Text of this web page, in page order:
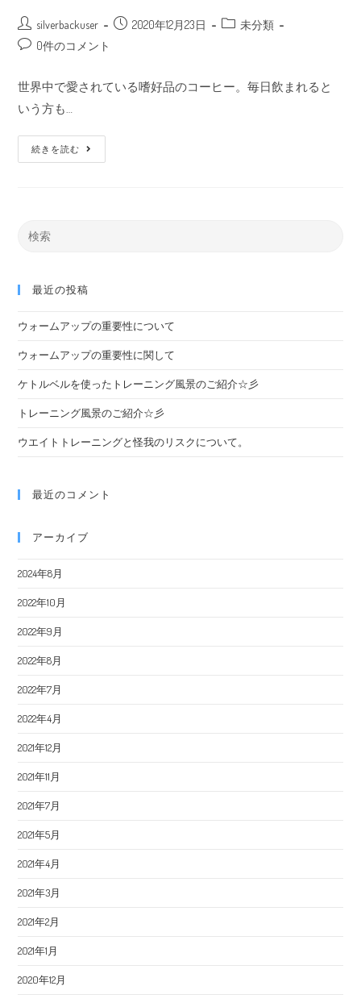
silverbackuser 2020年12月23日
未分類
0件のコメント
世界中で愛されている嗜好品のコーヒー。毎日飲まれると
いう方も…
続きを読む
最近の投稿
ウォームアップの重要性について
ウォームアップの重要性に関して
ケトルベルを使ったトレーニング風景のご紹介☆彡
トレーニング風景のご紹介☆彡
ウエイトトレーニングと怪我のリスクについて。
最近のコメント
アーカイブ
2024年8月
2022年10月
2022年9月
2022年8月
2022年7月
2022年4月
2021年12月
2021年11月
2021年7月
2021年5月
2021年4月
2021年3月
2021年2月
2021年1月
2020年12月